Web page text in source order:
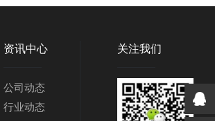
资讯中心
公司动态
行业动态
关注我们